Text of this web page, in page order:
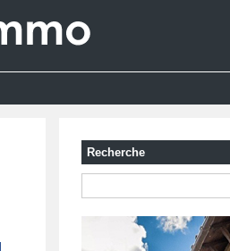
Recherche